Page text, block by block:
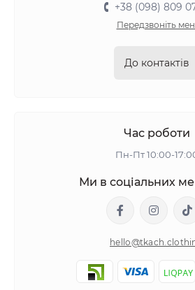
+38 (098) 809
Передзвоніть
До контактів
Час роботи
Пн-Пт 10:00-
Ми в соціальних